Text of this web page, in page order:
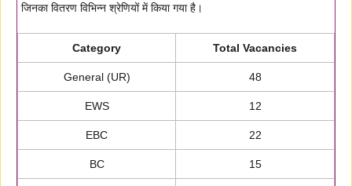
जिनका वितरण विभिन्न श्रेणियों में किया गया है।
Category Total Vacancies
General (UR) 48
EWS 12
EBC 22
BC 15